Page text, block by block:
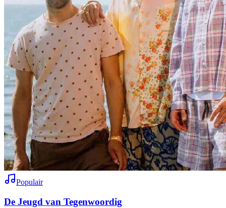
Populair
De Jeugd van Tegenwoordig